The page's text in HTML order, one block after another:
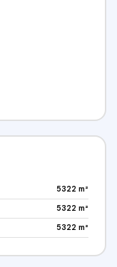
5322 m²
5322 m²
5322 m²